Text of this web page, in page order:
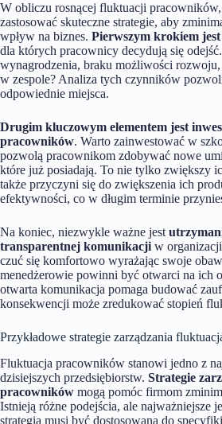
W obliczu rosnącej fluktuacji
zastosować skuteczne strategie, aby
wpływ na biznes. Pierwszym krokiem
dla których pracownicy decydują się
wynagrodzenia, braku możliwości
w zespole? Analiza tych czynników
odpowiednie miejsca.
Drugim kluczowym elementem jest
pracowników. Warto zainwestować w
pozwolą pracownikom zdobywać nowe
które już posiadają. To nie tylko zwiększy
także przyczyni się do zwiększenia ich
efektywności, co w długim terminie
Na koniec, niezwykle ważne jest
transparentnej komunikacjiw
czuć się komfortowo wyrażając swoje
menedżerowie powinni być otwarci na ich
otwarta komunikacja pomaga budować
konsekwencji może zredukować stopień
Przykładowe strategie zarządzania
Fluktuacja pracowników stanowi jedno z
dzisiejszych przedsiębiorstw. Strategie
pracowników mogą pomóc firmom
Istnieją różne podejścia, ale najważniejsze
strategia musi być dostosowana do